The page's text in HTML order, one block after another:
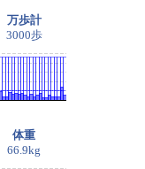
万歩計
3000歩
体重
66.9kg